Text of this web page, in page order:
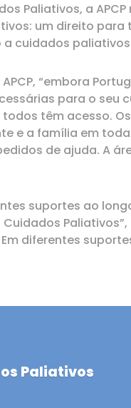
Paliativos, a
um direito
cuidados
“embora
para o
têm acesso.
e a família em
de ajuda. A
suportes ao
diferentes
Paliativos